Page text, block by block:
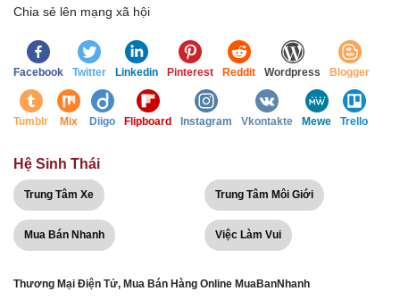
Chia sẻ lên mạng xã hội
Facebook Twitter Linkedin Pinterest Reddit Wordpress Blogger
Tumblr Mix Diigo Flipboard Instagram Vkontakte Mewe Trello
Hệ Sinh Thái
Trung Tâm Xe Trung Tâm Môi Giới
Mua Bán Nhanh Việc Làm Vui
Thương Mại Điện Tử, Mua Bán Hàng Online MuaBanNhanh